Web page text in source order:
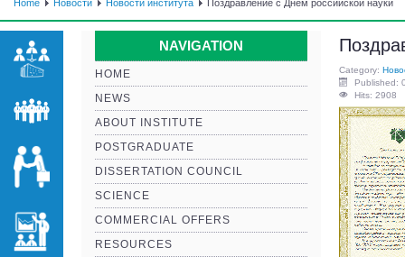
Home Новости Новости института Поздравление с Днём российской науки
NAVIGATION
HOME
NEWS
ABOUT INSTITUTE
POSTGRADUATE
DISSERTATION COUNCIL
SCIENCE
COMMERCIAL OFFERS
RESOURCES
Category:
Published:
Hits: 2908